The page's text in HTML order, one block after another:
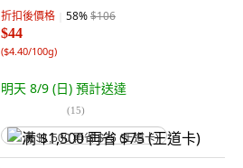
折扣後價格 58%$106
$44
($4.40/100g)
明天 8/9 (日) 預計送達
(15)
满 $1,500 再省 $75 (王道卡)